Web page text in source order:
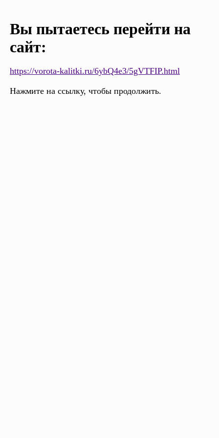
Вы пытаетесь перейти на
сайт:
https://vorota-kalitki.ru/6ybQ4e3/5gVTFIP.html
Нажмите на ссылку, чтобы продолжить.